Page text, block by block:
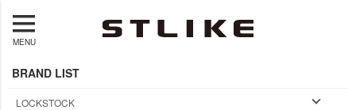
MENU
BRAND LIST
LOCKSTOCK